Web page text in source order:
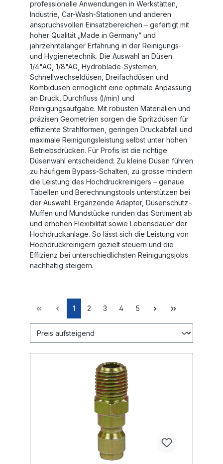
professionelle Anwendungen in Werkstätten,
Industrie, Car-Wash-Stationen und anderen
anspruchsvollen Einsatzbereichen – gefertigt mit
hoher Qualität „Made in Germany“ und
jahrzehntelanger Erfahrung in der Reinigungs-
und Hygienetechnik. Die Auswahl an Düsen
1/4"AG, 1/8"AG, Hydroblade-Systemen,
Schnellwechseldüsen, Dreifachdüsen und
Kombidüsen ermöglicht eine optimale Anpassung
an Druck, Durchfluss (l/min) und
Reinigungsaufgabe. Mit robusten Materialien und
präzisen Geometrien sorgen die Spritzdüsen für
effiziente Strahlformen, geringen Druckabfall und
maximale Reinigungsleistung selbst unter hohen
Betriebsdrücken. Für Profis ist die richtige
Düsenwahl entscheidend: Zu kleine Düsen führen
zu häufigem Bypass-Schalten, zu grosse mindern
die Leistung des Hochdruckreinigers – genaue
Tabellen und Berechnungstools unterstützen bei
der Auswahl. Ergänzende Adapter, Düsenschutz-
Muffen und Mundstücke runden das Sortiment ab
und erhöhen Flexibilität sowie Lebensdauer der
Hochdruckanlage. So lässt sich die Leistung von
Hochdruckreinigern gezielt steuern und die
Effizienz bei unterschiedlichsten Reinigungsjobs
nachhaltig steigern.
1 2 3 4 5